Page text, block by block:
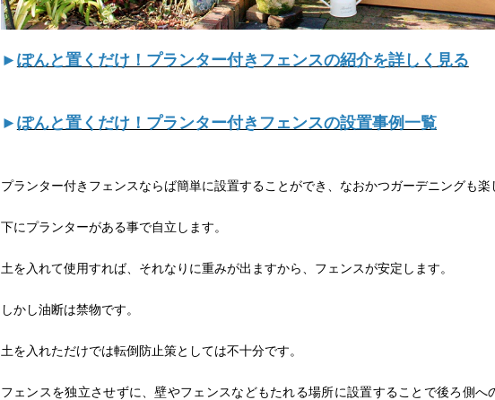
► ぽんと置くだけ！プランター付きフェンスの紹介を詳しく見る
► ぽんと置くだけ！プランター付きフェンスの設置事例一覧
プランター付きフェンスならば簡単に設置することができ、なおかつガーデニングも楽
下にプランターがある事で自立します。
土を入れて使用すれば、それなりに重みが出ますから、フェンスが安定します。
しかし油断は禁物です。
土を入れただけでは転倒防止策としては不十分です。
フェンスを独立させずに、壁やフェンスなどもたれる場所に設置することで後ろ側へ